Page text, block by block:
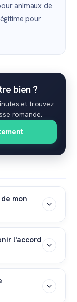
animaux de
pour
bien ?
et trouvez
romande.
mon
d'un acquéreur
des
tels
réputation
avec le
l'accord
est
jours. Si
requise, le